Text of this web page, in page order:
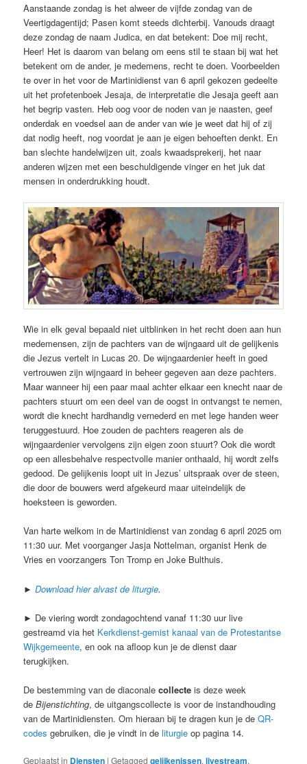
Aanstaande zondag is het alweer de vijfde zondag van de
Veertigdagentijd; Pasen komt steeds dichterbij. Vanouds draagt
deze zondag de naam Judica, en dat betekent: Doe mij recht,
Heer! Het is daarom van belang om eens stil te staan bij wat het
betekent om de ander, je medemens, recht te doen. Voorbeelden
te over in het voor de Martinidienst van 6 april gekozen gedeelte
uit het profetenboek Jesaja, de interpretatie die Jesaja geeft aan
het begrip vasten. Heb oog voor de noden van je naasten, geef
onderdak en voedsel aan de ander van wie je weet dat hij of zij
dat nodig heeft, nog voordat je aan je eigen behoeften denkt. En
ban slechte handelwijzen uit, zoals kwaadsprekerij, het naar
anderen wijzen met een beschuldigende vinger en het juk dat
mensen in onderdrukking houdt.
Wie in elk geval bepaald niet uitblinken in het recht doen aan hun
medemensen, zijn de pachters van de wijngaard uit de gelijkenis
die Jezus vertelt in Lucas 20. De wijngaardenier heeft in goed
vertrouwen zijn wijngaard in beheer gegeven aan deze pachters.
Maar wanneer hij een paar maal achter elkaar een knecht naar de
pachters stuurt om een deel van de oogst in ontvangst te nemen,
wordt die knecht hardhandig vernederd en met lege handen weer
teruggestuurd. Hoe zouden de pachters reageren als de
wijngaardenier vervolgens zijn eigen zoon stuurt? Ook die wordt
op een allesbehalve respectvolle manier onthaald, hij wordt zelfs
gedood. De gelijkenis loopt uit in Jezus’ uitspraak over de steen,
die door de bouwers werd afgekeurd maar uiteindelijk de
hoeksteen is geworden.
Van harte welkom in de Martinidienst van zondag 6 april 2025 om
11:30 uur. Met voorganger Jasja Nottelman, organist Henk de
Vries en voorzangers Ton Tromp en Joke Bulthuis.
►Download hier alvast de liturgie.
► De viering wordt zondagochtend vanaf 11:30 uur live
gestreamd via het Kerkdienst-gemist kanaal van de Protestantse
Wijkgemeente, en ook na afloop kun je de dienst daar
terugkijken.
De bestemming van de diaconalecollecte is deze week
deBijenstichting, de uitgangscollecte is voor de instandhouding
van de Martinidiensten. Om hieraan bij te dragen kun je deQR-
codes gebruiken, die je vindt in deliturgie op pagina 14.
Geplaatst in Diensten |Getagged gelijkenissen,livestream,